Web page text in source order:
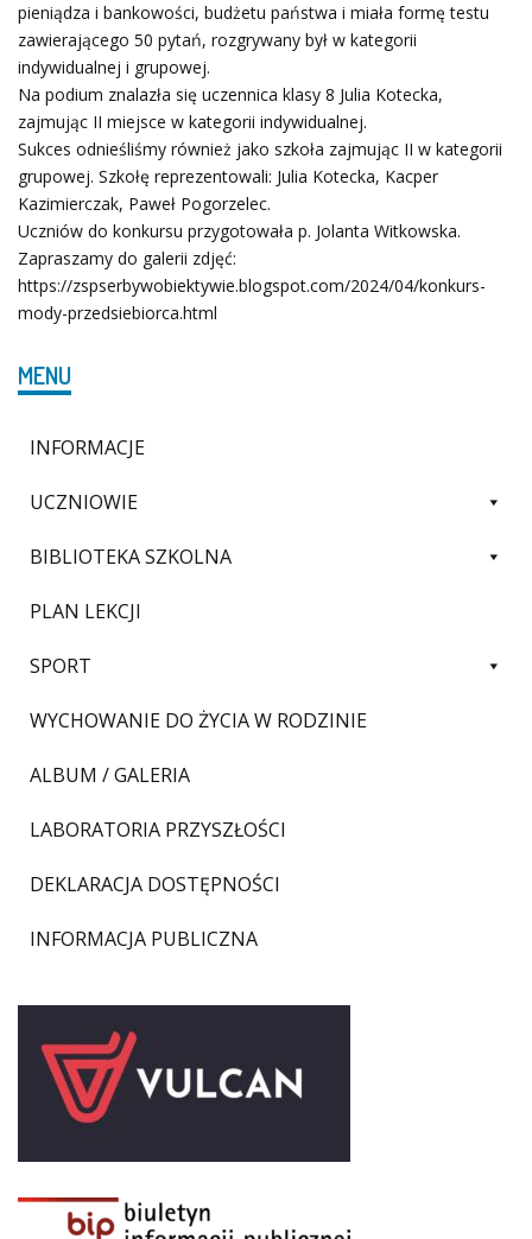
pieniądza i bankowości, budżetu państwa i miała formę testu
zawierającego 50 pytań, rozgrywany był w kategorii
indywidualnej i grupowej.
Na podium znalazła się uczennica klasy 8 Julia Kotecka,
zajmując II miejsce w kategorii indywidualnej.
Sukces odnieśliśmy również jako szkoła zajmując II w kategorii
grupowej. Szkołę reprezentowali: Julia Kotecka, Kacper
Kazimierczak, Paweł Pogorzelec.
Uczniów do konkursu przygotowała p. Jolanta Witkowska.
Zapraszamy do galerii zdjęć:
https://zspserbywobiektywie.blogspot.com/2024/04/konkurs-
mody-przedsiebiorca.html
MENU
INFORMACJE
UCZNIOWIE
BIBLIOTEKA SZKOLNA
PLAN LEKCJI
SPORT
WYCHOWANIE DO ŻYCIA W RODZINIE
ALBUM / GALERIA
LABORATORIA PRZYSZŁOŚCI
DEKLARACJA DOSTĘPNOŚCI
INFORMACJA PUBLICZNA